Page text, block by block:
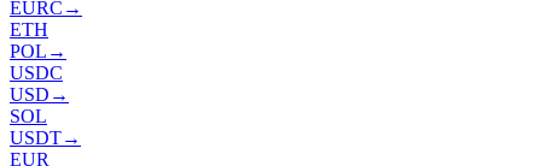
EURC →
ETH
POL →
USDC
USD →
SOL
USDT→
EUR